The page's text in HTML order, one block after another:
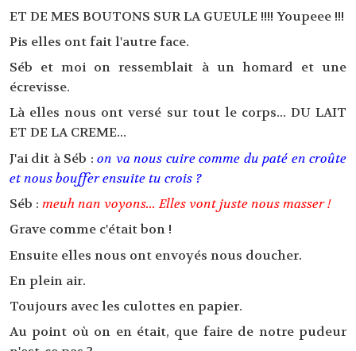
ET DE MES BOUTONS SUR LA GUEULE !!!! Youpeee !!!
Pis elles ont fait l'autre face.
Séb et moi on ressemblait à un homard et une
écrevisse.
Là elles nous ont versé sur tout le corps... DU LAIT
ET DE LA CREME...
J'ai dit à Séb :on va nous cuire comme du paté en croûte
et nous bouffer ensuite tu crois ?
Séb : meuh nan voyons... Elles vont juste nous masser !
Grave comme c'était bon !
Ensuite elles nous ont envoyés nous doucher.
En plein air.
Toujours avec les culottes en papier.
Au point où on en était, que faire de notre pudeur